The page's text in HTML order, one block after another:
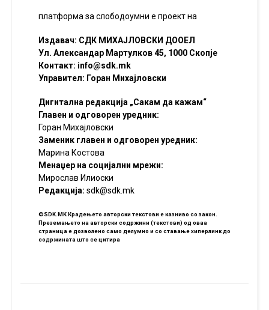
платформа за слободоумни е проект на
Издавач: СДК МИХАЈЛОВСКИ ДООЕЛ
Ул. Александар Мартулков 45, 1000 Скопје
Контакт: info@sdk.mk
Управител: Горан Михајловски
Дигитална редакција „Сакам да кажам“
Главен и одговорен уредник:
Горан Михајловски
Заменик главен и одговорен уредник:
Марина Костова
Менаџер на социјални мрежи:
Мирослав Илиоски
Редакцијa: sdk@sdk.mk
©SDK.MK Крадењето авторски текстови е казниво со закон.
Преземањето на авторски содржини (текстови) од оваа
страница е дозволено само делумно и со ставање хиперлинк до
содржината што се цитира